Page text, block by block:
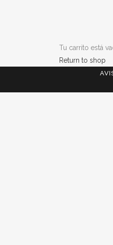
Tu carrito está
Return to shop